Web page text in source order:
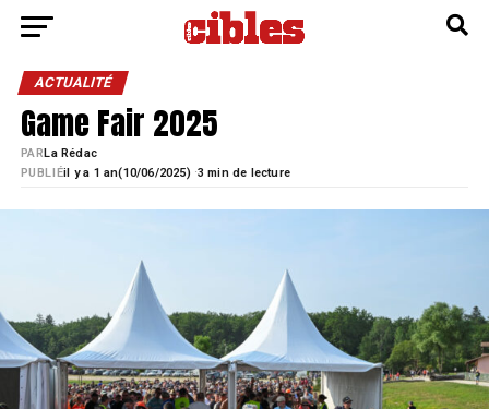
ACTUALITÉ
Game Fair 2025
PUBLIÉil y a 1 an 10/06/2025)·3 min de lecture
PARLa Rédac